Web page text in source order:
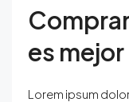
es
Lorem ipsum